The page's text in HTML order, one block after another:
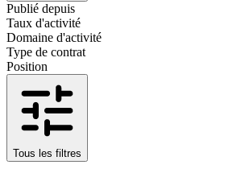
Publié depuis
Taux d'activité
Domaine d'activité
Type de contrat
Position
Tous les filtres